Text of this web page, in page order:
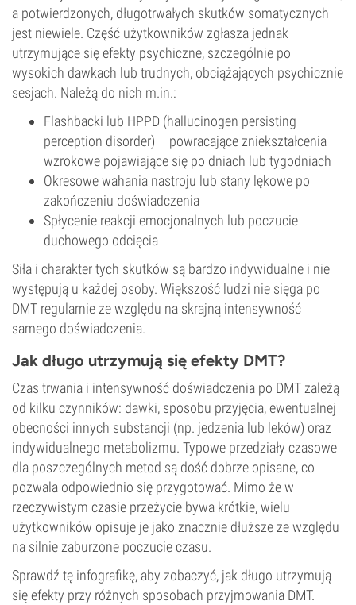
a potwierdzonych, długotrwałych skutków somatycznych
jest niewiele. Część użytkowników zgłasza jednak
utrzymujące się efekty psychiczne, szczególnie po
wysokich dawkach lub trudnych, obciążających psychicznie
sesjach. Należą do nich m.in.:
Flashbacki lub HPPD (hallucinogen persisting
perception disorder) – powracające zniekształcenia
wzrokowe pojawiające się po dniach lub tygodniach
Okresowe wahania nastroju lub stany lękowe po
zakończeniu doświadczenia
Spłycenie reakcji emocjonalnych lub poczucie
duchowego odcięcia
Siła i charakter tych skutków są bardzo indywidualne i nie
występują u każdej osoby. Większość ludzi nie sięga po
DMT regularnie ze względu na skrajną intensywność
samego doświadczenia.
Jak długo utrzymują się efekty DMT?
Czas trwania i intensywność doświadczenia po DMT zależą
od kilku czynników: dawki, sposobu przyjęcia, ewentualnej
obecności innych substancji (np. jedzenia lub leków) oraz
indywidualnego metabolizmu. Typowe przedziały czasowe
dla poszczególnych metod są dość dobrze opisane, co
pozwala odpowiednio się przygotować. Mimo że w
rzeczywistym czasie przeżycie bywa krótkie, wielu
użytkowników opisuje je jako znacznie dłuższe ze względu
na silnie zaburzone poczucie czasu.
Sprawdź tę infografikę, aby zobaczyć, jak długo utrzymują
się efekty przy różnych sposobach przyjmowania DMT.